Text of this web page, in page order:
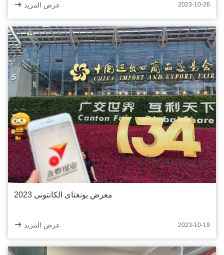
2023-10-26 عرض المزيد
معرض يونغتاى الكانتونى 2023
2023-10-19 عرض المزيد